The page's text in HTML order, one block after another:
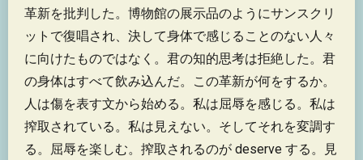
革新を批判した。博物館の展示品のようにサンスクリ
ットで復唱され、決して身体で感じることのない人々
に向けたものではなく。君の知的思考は拒絶した。君
の身体はすべて飲み込んだ。この革新が何をするか。
人は傷を表す文から始める。私は屈辱を感じる。私は
搾取されている。私は見えない。そしてそれを変調す
る。屈辱を楽しむ。搾取されるのが deserve する。見